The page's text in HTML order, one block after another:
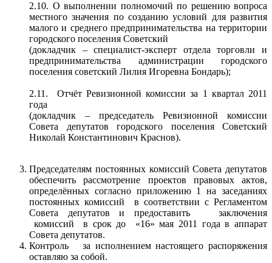
2.10. О выполнении полномочий по решению вопроса
местного значения по созданию условий для развития
малого и среднего предпринимательства на территории
городского поселения Советский
(докладчик – специалист-эксперт отдела торговли и
предпринимательства администрации городского
поселения советский Лилия Игоревна Бондарь);
2.11. Отчёт Ревизионной комиссии за 1 квартал 2011
года
(докладчик – председатель Ревизионной комиссии
Совета депутатов городского поселения Советский
Николай Константинович Краснов).
Председателям постоянных комиссий Совета депутатов
обеспечить рассмотрение проектов правовых актов,
определённых согласно приложению 1 на заседаниях
постоянных комиссий в соответствии с Регламентом
Совета депутатов и предоставить заключения
комиссий в срок до «16» мая 2011 года в аппарат
Совета депутатов.
Контроль за исполнением настоящего распоряжения
оставляю за собой.